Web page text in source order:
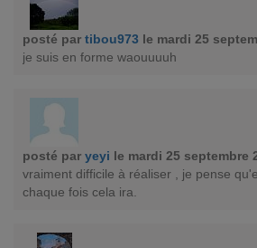
posté par tibou973 le mardi 25
je suis en forme waouuuuh
posté par yeyi le mardi 25 septembre
vraiment difficile à réaliser , je pense
chaque fois cela ira.